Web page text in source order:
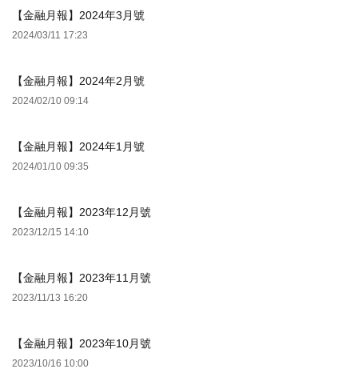
【金融月報】2024年3月號
2024/03/11 17:23
【金融月報】2024年2月號
2024/02/10 09:14
【金融月報】2024年1月號
2024/01/10 09:35
【金融月報】2023年12月號
2023/12/15 14:10
【金融月報】2023年11月號
2023/11/13 16:20
【金融月報】2023年10月號
2023/10/16 10:00